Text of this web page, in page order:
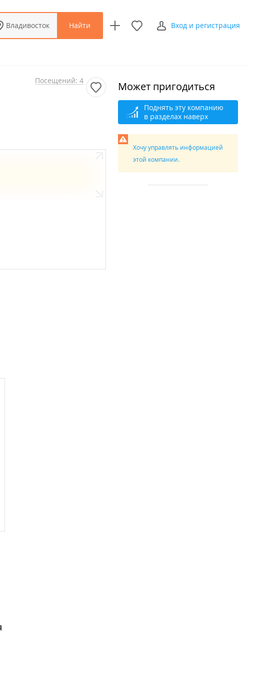
Владивосток Найти Вход и регистрация
Посещений: 4 Может пригодиться
Поднять эту компанию
в разделах наверх
Хочу управлять информацией
этой компании.